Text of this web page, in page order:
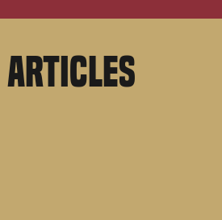
articles